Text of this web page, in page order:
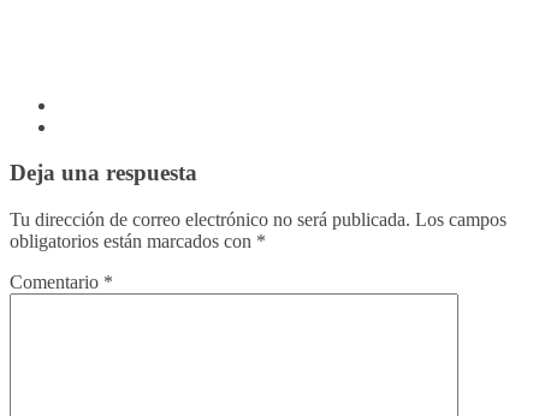
Deja una respuesta
Tu dirección de correo electrónico no será publicada. Los campos
obligatorios están marcados con *
Comentario *